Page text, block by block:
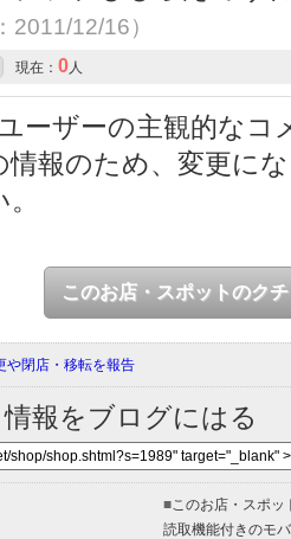
12/16）
現在： 0人
ーザーの主観的なコ
情報のため、変更に
このお店・スポットのク
や閉店・移転を報告
報をブログにはる
■このお店・スポッ
読取機能付きのモ